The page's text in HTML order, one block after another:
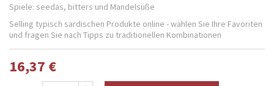
Spiele: seedas, bitters und Mandelsüße
Selling typisch sardischen Produkte online - wählen Sie Ihre Favoriten
und fragen Sie nach Tipps zu traditionellen Kombinationen
16,37 €